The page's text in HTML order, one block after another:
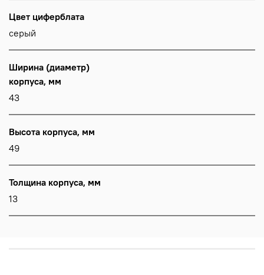
Цвет циферблата
серый
Ширина (диаметр)
корпуса, мм
43
Высота корпуса, мм
49
Толщина корпуса, мм
13